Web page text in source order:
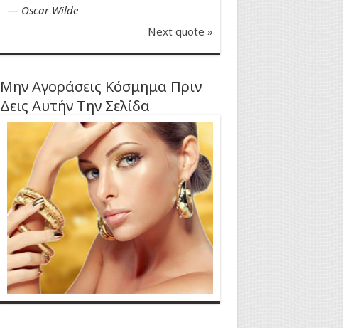
— Oscar Wilde
Next quote »
Μην Αγοράσεις Κόσμημα Πριν
Δεις Αυτήν Την Σελίδα